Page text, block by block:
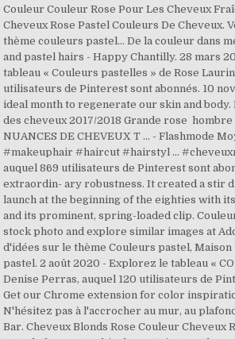
Couleur Couleur Rose Pour Les Cheveux
Cheveux Rose Pastel Couleurs De Cheveux.
thème couleurs pastel… De la couleur dans
and pastel hairs - Happy Chantilly. 28 mars
tableau « Couleurs pastelles » de Rose
utilisateurs de Pinterest sont abonnés. 10
ideal month to regenerate our skin and body.
des cheveux 2017/2018 Grande rose ️ hombre
NUANCES DE CHEVEUX T ... - Flashmode
#makeuphair #haircut #hairstyl ...
auquel 869 utilisateurs de Pinterest sont
extraordin- ary robustness. It created a stir
launch at the beginning of the eighties with
and its prominent, spring-loaded clip.
stock photo and explore similar images at
d'idées sur le thème Couleurs pastel,
pastel. 2 août 2020 - Explorez le tableau «
Denise Perras, auquel 120 utilisateurs de
Get our Chrome extension for color
N'hésitez pas à l'accrocher au mur, au
Bar. Cheveux Blonds Rose Couleur Cheveux